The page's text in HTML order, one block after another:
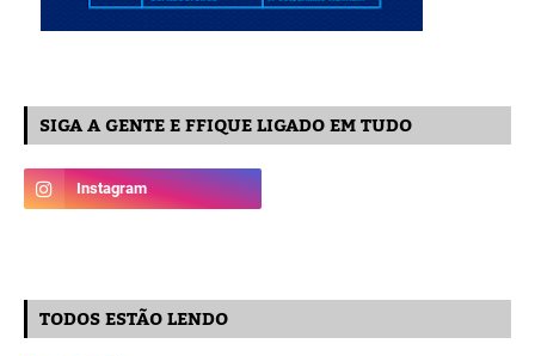
SIGA A GENTE E FFIQUE LIGADO EM TUDO
TODOS ESTÃO LENDO